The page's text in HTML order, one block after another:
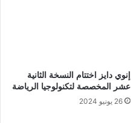
إنوي دايز اختتام النسخة الثانية
عشر المخصصة لتكنولوجيا الرياضة
26 يونيو 2024